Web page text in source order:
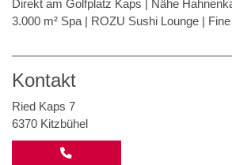
Direkt am Golfplatz Kaps | Nähe
3.000 m² Spa | ROZU Sushi Lounge |
Kontakt
Ried Kaps 7
6370 Kitzbühel